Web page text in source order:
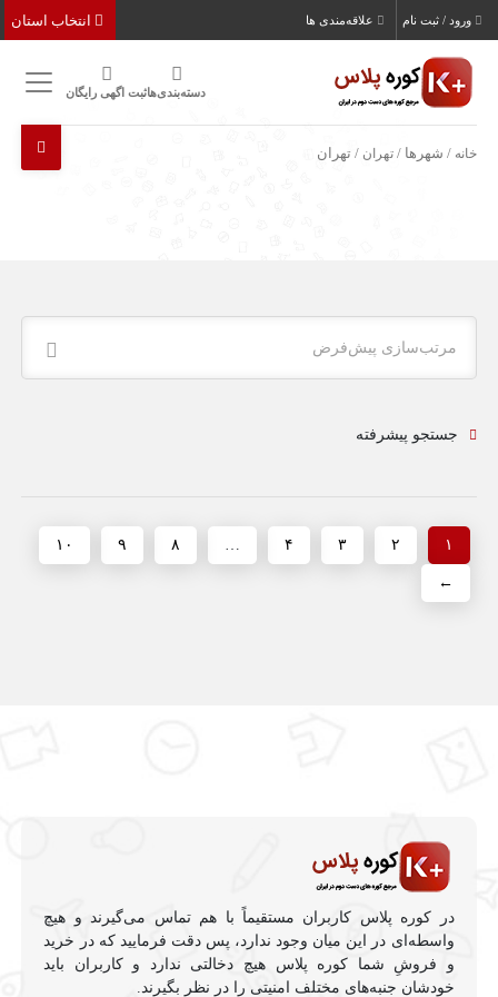
ورود / ثبت نام علاقه‌مندی ها
دسته‌بندی‌هاثبت اگهی رایگان
خانه / شهرها /تهران / تهران
مرتب‌سازی پیش‌فرض
جستجو پیشرفته
۱ ۲ ۳ ۴ … ۸ ۹ ۱۰
←
در کوره پلاس کاربران مستقیماً با هم تماس می‌گیرند و هیچ
واسطه‌ای در این میان وجود ندارد، پس دقت فرمایید که در خرید
و فروشِ شما کوره پلاس هیچ دخالتی ندارد و کاربران باید
خودشان جنبه‌های مختلف امنیتی را در نظر بگیرند.